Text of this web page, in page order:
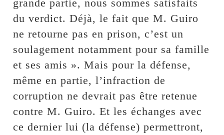
grande partie, nous sommes satisfaits
du verdict. Déjà, le fait que M. Guiro
ne retourne pas en prison, c’est un
soulagement notamment pour sa famille
et ses amis ». Mais pour la défense,
même en partie, l’infraction de
corruption ne devrait pas être retenue
contre M. Guiro. Et les échanges avec
ce dernier lui (la défense) permettront,